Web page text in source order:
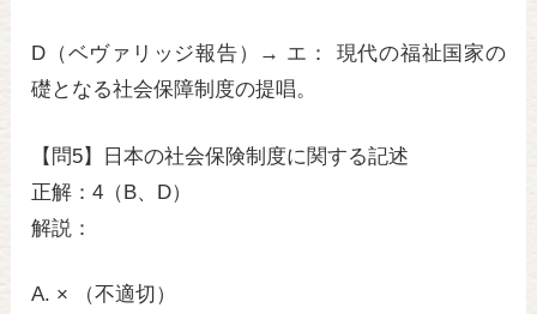
D（ベヴァリッジ報告）→ エ： 現代の福祉国家の
礎となる社会保障制度の提唱。
【問5】日本の社会保険制度に関する記述
正解：4（B、D）
解説：
A. × （不適切）